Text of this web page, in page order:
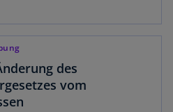
des
vom